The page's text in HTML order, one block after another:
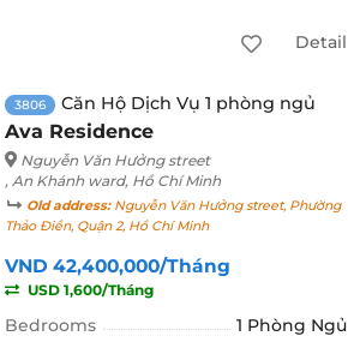
Detail
3806 Căn Hộ Dịch Vụ 1 phòng ngủ
Ava Residence
Nguyễn Văn Hưởng street
, An Khánh ward, Hồ Chí Minh
Old address:Nguyễn Văn Hưởng street, Phường
Thảo Điền, Quận 2, Hồ Chí Minh
VND 42,400,000/Tháng
USD 1,600/Tháng
Bedrooms
1 Phòng Ngủ